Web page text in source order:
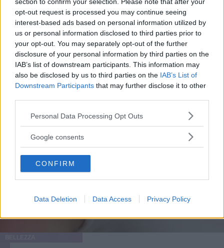
opt-out request is processed you may continue seeing
interest-based ads based on personal information utilized by
us or personal information disclosed to third parties prior to
your opt-out. You may separately opt-out of the further
disclosure of your personal information by third parties on the
IAB’s list of downstream participants. This information may
also be disclosed by us to third parties on the IAB’s List of
Downstream Participants that may further disclose it to other
Please note that this website/app uses one or more Google
not limited to your visit or usage behaviour. You may click to
use your data for below specified purposes in below Google
consent section.
Personal Data Processing Opt Outs
Google consents
CONFIRM
Data Deletion Data Access Privacy Policy